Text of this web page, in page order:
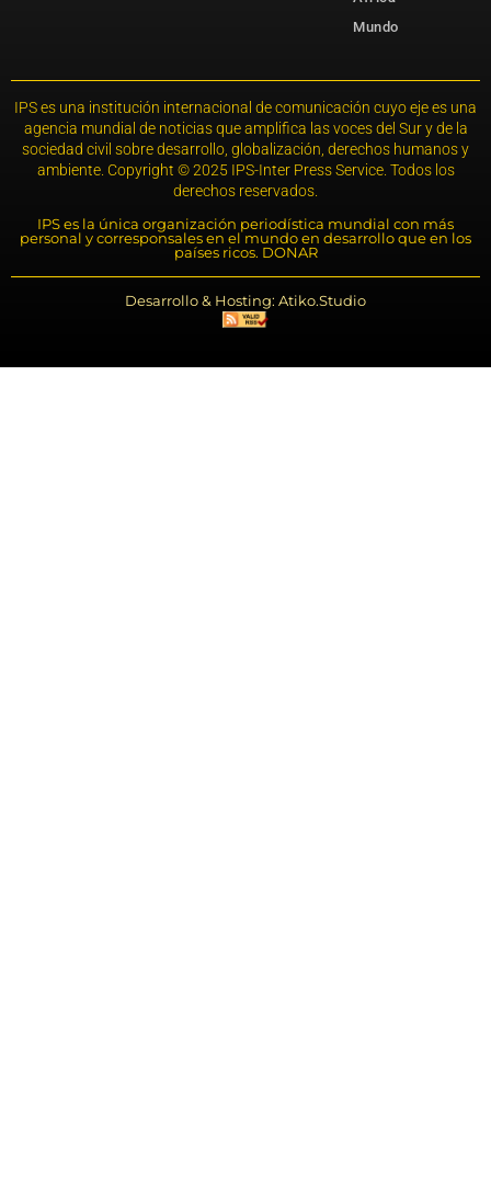
Mundo
IPS es una institución internacional de comunicación cuyo eje es una
agencia mundial de noticias que amplifica las voces del Sur y de la
sociedad civil sobre desarrollo, globalización, derechos humanos y
ambiente. Copyright © 2025 IPS-Inter Press Service. Todos los
derechos reservados.
IPS es la única organización periodística mundial con más
personal y corresponsales en el mundo en desarrollo que en los
países ricos. DONAR
Desarrollo & Hosting: Atiko.Studio